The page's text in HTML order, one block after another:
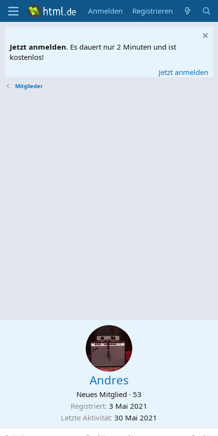
Anmelden Registrieren
Jetzt anmelden. Es dauert nur 2 Minuten und ist
kostenlos!
Jetzt anmelden
Mitglieder
Andres
Neues Mitglied · 53
Registriert 3 Mai 2021
Letzte Aktivität 30 Mai 2021